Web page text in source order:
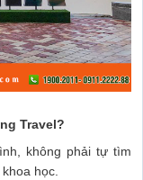
Travel?
không phải tự tìm
học.